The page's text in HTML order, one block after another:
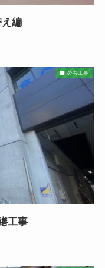
編
公共工事
工事